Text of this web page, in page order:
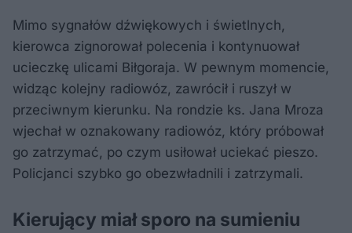
Mimo sygnałów dźwiękowych i świetlnych,
kierowca zignorował polecenia i kontynuował
ucieczkę ulicami Biłgoraja. W pewnym momencie,
widząc kolejny radiowóz, zawrócił i ruszył w
przeciwnym kierunku. Na rondzie ks. Jana Mroza
wjechał w oznakowany radiowóz, który próbował
go zatrzymać, po czym usiłował uciekać pieszo.
Policjanci szybko go obezwładnili i zatrzymali.
Kierujący miał sporo na sumieniu